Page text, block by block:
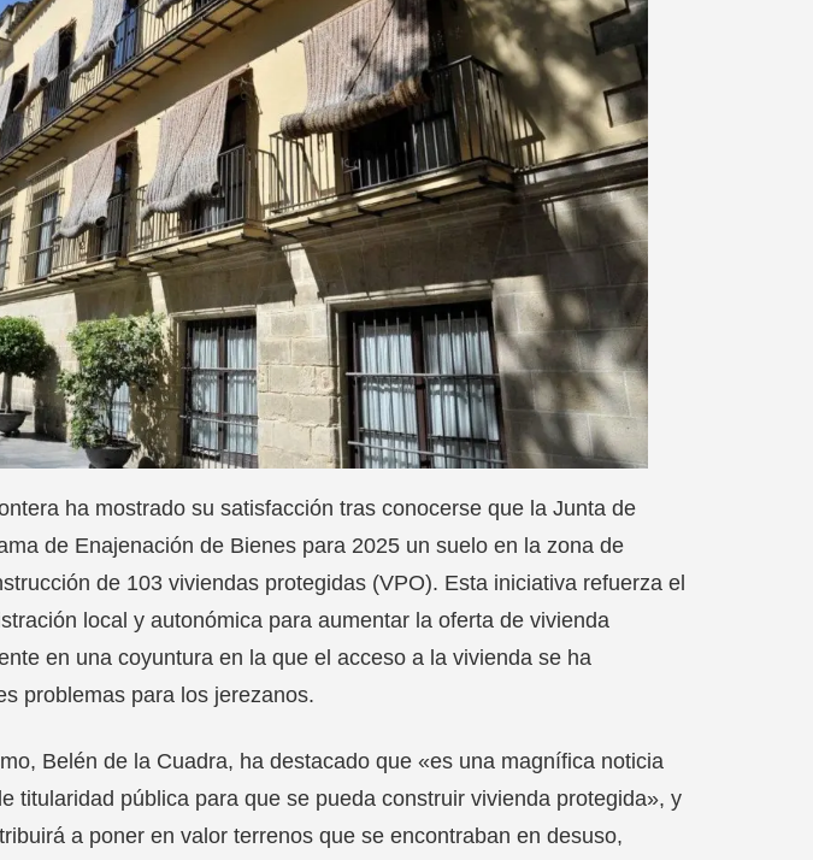
ha mostrado su satisfacción tras conocerse que la Junta de
de Enajenación de Bienes para 2025 un suelo en la zona de
de 103 viviendas protegidas (VPO). Esta iniciativa refuerza el
local y autonómica para aumentar la oferta de vivienda
en una coyuntura en la que el acceso a la vivienda se ha
problemas para los jerezanos.
Belén de la Cuadra, ha destacado que «es una magnífica noticia
titularidad pública para que se pueda construir vivienda protegida», y
a poner en valor terrenos que se encontraban en desuso,